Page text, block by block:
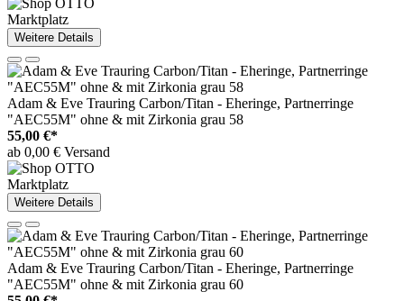
Marktplatz
Weitere Details
Adam & Eve Trauring Carbon/Titan - Eheringe, Partnerringe
"AEC55M" ohne & mit Zirkonia grau 58
55,00 €*
ab 0,00 € Versand
Marktplatz
Weitere Details
Adam & Eve Trauring Carbon/Titan - Eheringe, Partnerringe
"AEC55M" ohne & mit Zirkonia grau 60